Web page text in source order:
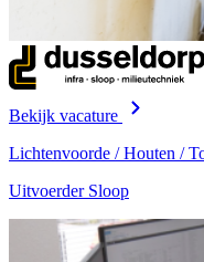
Bekijk vacature
Lichtenvoorde / Houten /
Uitvoerder Sloop